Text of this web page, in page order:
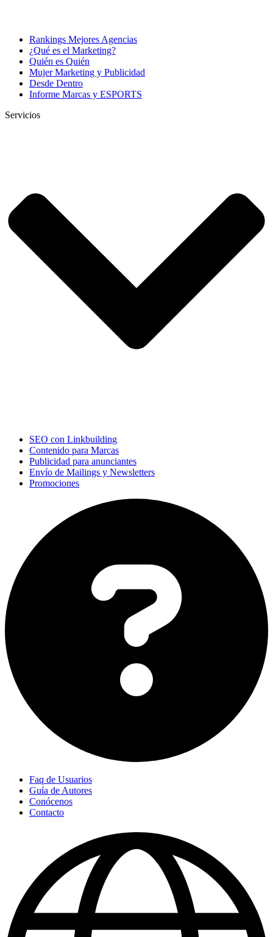
Rankings Mejores Agencias
¿Qué es el Marketing?
Quién es Quién
Mujer Marketing y Publicidad
Desde Dentro
Informe Marcas y ESPORTS
Servicios
SEO con Linkbuilding
Contenido para Marcas
Publicidad para anunciantes
Envío de Mailings y Newsletters
Promociones
Faq de Usuarios
Guía de Autores
Conócenos
Contacto